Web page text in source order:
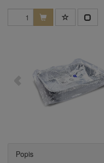
Popis